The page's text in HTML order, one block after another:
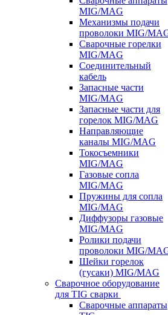
MIG/MAG
Механизмы подачи
проволоки MIG/
Сварочные горелки
MIG/MAG
Соединительный
кабель
Запасные части
MIG/MAG
Запасные части для
горелок MIG/MAG
Направляющие
каналы MIG/MAG
Токосъемники
MIG/MAG
Газовые сопла
MIG/MAG
Пружины для сопла
MIG/MAG
Диффузоры газовые
MIG/MAG
Ролики подачи
проволоки MIG/
Шейки горелок
(гусаки) MIG/MAG
Сварочное оборудование
для TIG сварки
Сварочные аппараты